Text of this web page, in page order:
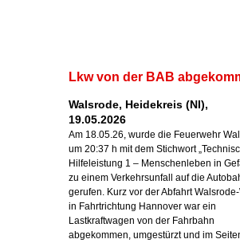
Lkw von der BAB
Walsrode, Heidekreis (NI),
19.05.2026
Am 18.05.26, wurde die Feuerwehr
um 20:37 h mit dem Stichwort
Hilfeleistung 1 – Menschenleben in
zu einem Verkehrsunfall auf die
gerufen. Kurz vor der Abfahrt
in Fahrtrichtung Hannover war ein
Lastkraftwagen von der Fahrbahn
abgekommen, umgestürzt und im